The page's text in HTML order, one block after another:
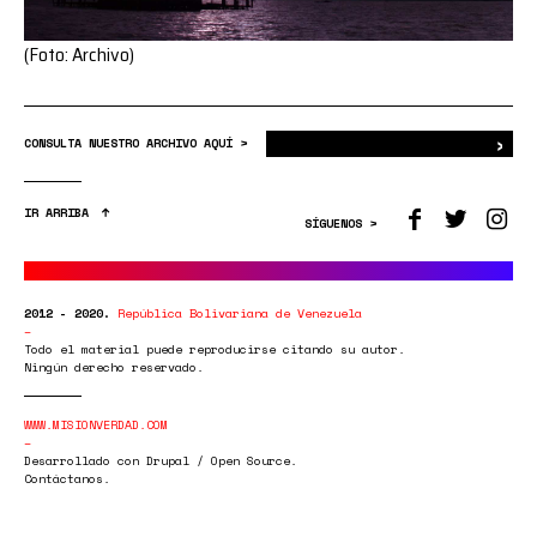
(Foto: Archivo)
CONSULTA NUESTRO ARCHIVO AQUÍ > ›
IR ARRIBA
SÍGUENOS >
2012 - 2020. República Bolivariana de Venezuela
Todo el material puede reproducirse citando su autor.
Ningún derecho reservado.
WWW.MISIONVERDAD.COM
Desarrollado con Drupal / Open Source.
Contáctanos.